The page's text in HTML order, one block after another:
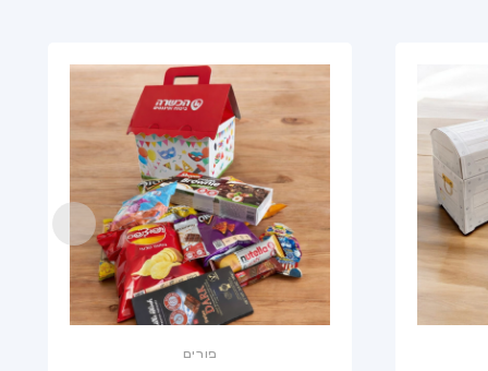
פורים